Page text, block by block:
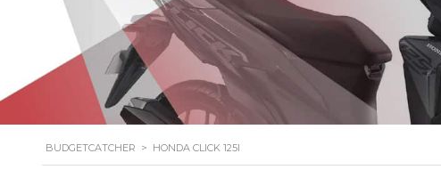
BUDGETCATCHER > HONDA CLICK 125I